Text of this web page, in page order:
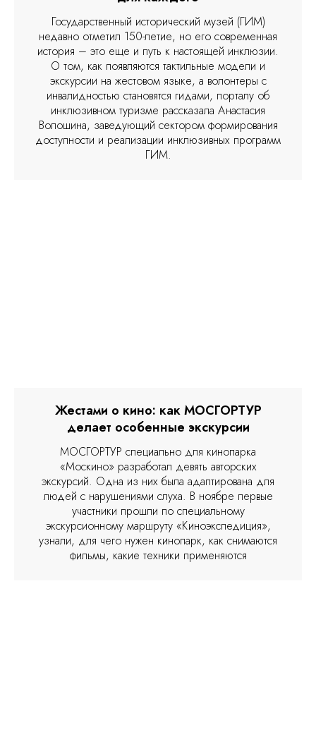
Государственный исторический музей (ГИМ)
недавно отметил 150-летие, но его современная
история – это еще и путь к настоящей инклюзии.
О том, как появляются тактильные модели и
экскурсии на жестовом языке, а волонтеры с
инвалидностью становятся гидами, порталу об
инклюзивном туризме рассказала Анастасия
Волошина, заведующий сектором формирования
доступности и реализации инклюзивных программ
ГИМ.
Жестами о кино: как МОСГОРТУР
делает особенные экскурсии
МОСГОРТУР специально для кинопарка
«Москино» разработал девять авторских
экскурсий. Одна из них была адаптирована для
людей с нарушениями слуха. В ноябре первые
участники прошли по специальному
экскурсионному маршруту «Киноэкспедиция»,
узнали, для чего нужен кинопарк, как снимаются
фильмы, какие техники применяются